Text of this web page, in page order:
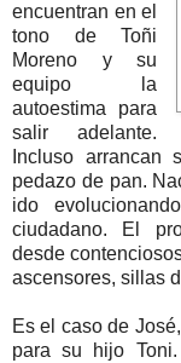
encuentran en el
tono de Toñi
Moreno y su
equipo la
autoestima para
salir adelante.
Incluso
pedazo de pan.
ido
ciudadano. El
desde
ascensores, sillas
Es el caso de
para su hijo Toni.